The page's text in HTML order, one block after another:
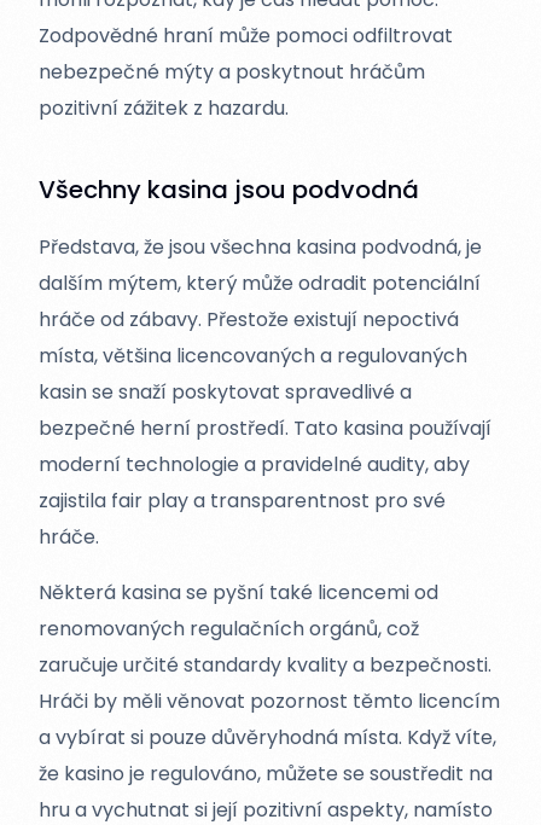
Zodpovědné hraní může pomoci odfiltrovat
nebezpečné mýty a poskytnout hráčům
pozitivní zážitek z hazardu.
Všechny kasina jsou podvodná
Představa, že jsou všechna kasina podvodná, je
dalším mýtem, který může odradit potenciální
hráče od zábavy. Přestože existují nepoctivá
místa, většina licencovaných a regulovaných
kasin se snaží poskytovat spravedlivé a
bezpečné herní prostředí. Tato kasina používají
moderní technologie a pravidelné audity, aby
zajistila fair play a transparentnost pro své
hráče.
Některá kasina se pyšní také licencemi od
renomovaných regulačních orgánů, což
zaručuje určité standardy kvality a bezpečnosti.
Hráči by měli věnovat pozornost těmto licencím
a vybírat si pouze důvěryhodná místa. Když víte,
že kasino je regulováno, můžete se soustředit na
hru a vychutnat si její pozitivní aspekty, namísto